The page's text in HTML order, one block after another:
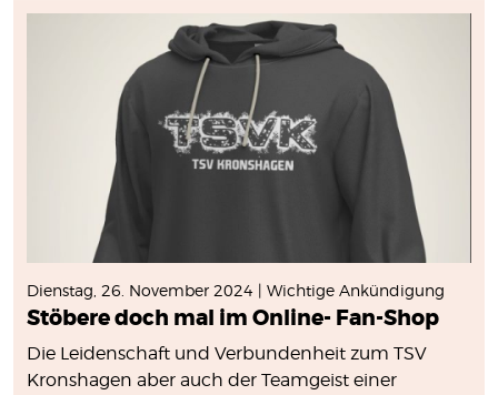
Dienstag, 26. November 2024 | Wichtige Ankündigung
Stöbere doch mal im Online- Fan-Shop
Die Leidenschaft und Verbundenheit zum TSV
Kronshagen aber auch der Teamgeist einer